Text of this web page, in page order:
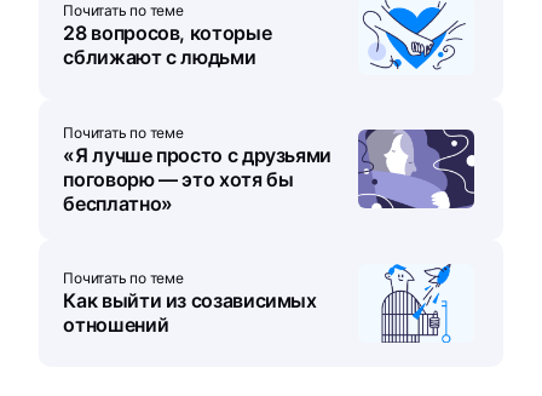
Почитать по теме
28 вопросов, которые
сближают с людьми
Почитать по теме
«Я лучше просто с друзьями
поговорю — это хотя бы
бесплатно»
Почитать по теме
Как выйти из созависимых
отношений